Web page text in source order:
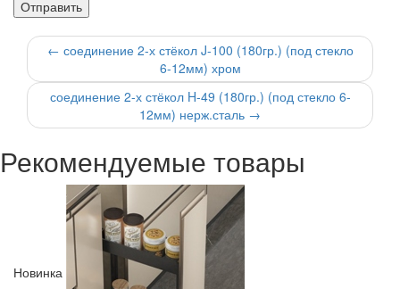
← соединение 2-х стёкол J-100 (180гр.) (под стекло
6-12мм) хром
соединение 2-х стёкол H-49 (180гр.) (под стекло 6-
12мм) нерж.сталь →
Рекомендуемые товары
Новинка